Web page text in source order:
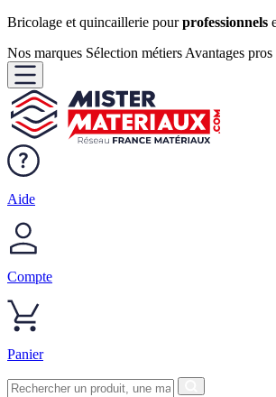
Bricolage et quincaillerie pourprofessionnels
Nos marques Sélection métiers Avantages
Aide
Compte
Panier